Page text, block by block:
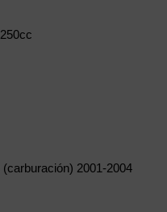
2001-2004